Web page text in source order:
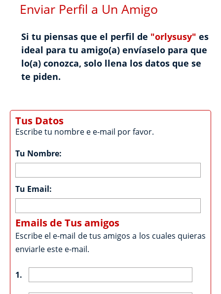
Enviar Perfil a Un Amigo
Si tu piensas que el perfil de "orlysusy" es
ideal para tu amigo(a) envíaselo para que
lo(a) conozca, solo llena los datos que se
te piden.
Tus Datos
Escribe tu nombre e e-mail por favor.
Tu Nombre:
Tu Email:
Emails de Tus amigos
Escribe el e-mail de tus amigos a los cuales quieras
enviarle este e-mail.
1.